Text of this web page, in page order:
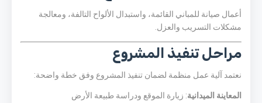
أعمال صيانة للمباني القائمة، واستبدال الألواح التالفة، ومعالجة
مشكلات التسريب والعزل.
مراحل تنفيذ المشروع
نعتمد آلية عمل منظمة لضمان تنفيذ المشروع وفق خطة واضحة:
المعاينة الميدانية: زيارة الموقع ودراسة طبيعة الأرض